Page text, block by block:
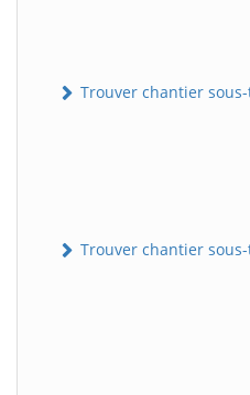
Trouver chantier
Trouver chantier